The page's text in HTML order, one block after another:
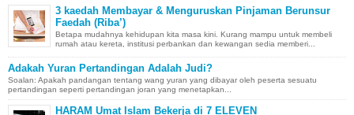
3 kaedah Membayar & Menguruskan Pinjaman Berunsur
Faedah (Riba’)
Betapa mudahnya kehidupan kita masa kini. Kurang mampu untuk membeli
rumah atau kereta, institusi perbankan dan kewangan sedia memberi...
Adakah Yuran Pertandingan Adalah Judi?
Soalan: Apakah pandangan tentang wang yuran yang dibayar oleh peserta sesuatu
pertandingan seperti pertandingan joran yang menetapkan...
HARAM Umat Islam Bekerja di 7 ELEVEN